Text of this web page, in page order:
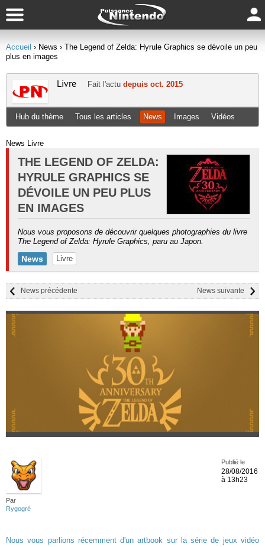
Accueil › News › The Legend of Zelda: Hyrule Graphics se dévoile un peu
plus en images
Livre Fait l'actu depuis oct. 2015
Hub du thème Tous les articles News Images Vidéos
News Livre
THE LEGEND OF ZELDA:
HYRULE GRAPHICS SE
DÉVOILE UN PEU PLUS
EN IMAGES
Nous vous proposons de découvrir quelques photographies du livre
The Legend of Zelda: Hyrule Graphics, paru au Japon.
News Livre
News suivante
News précédente
Par
Rygogré
Publié le
28/08/2016
à 13h23
Nous vous parlions récemment d'un artbook sur la série de jeux vidéo